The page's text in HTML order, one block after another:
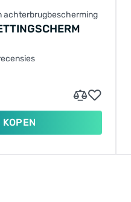
achterbrugbescherming
KOPEN